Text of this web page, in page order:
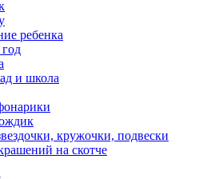
ребенка
и школа
кружочки, подвески
на скотче